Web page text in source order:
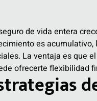
de vida entera
es
La ventaja es que
ofrecerte flexibilidad